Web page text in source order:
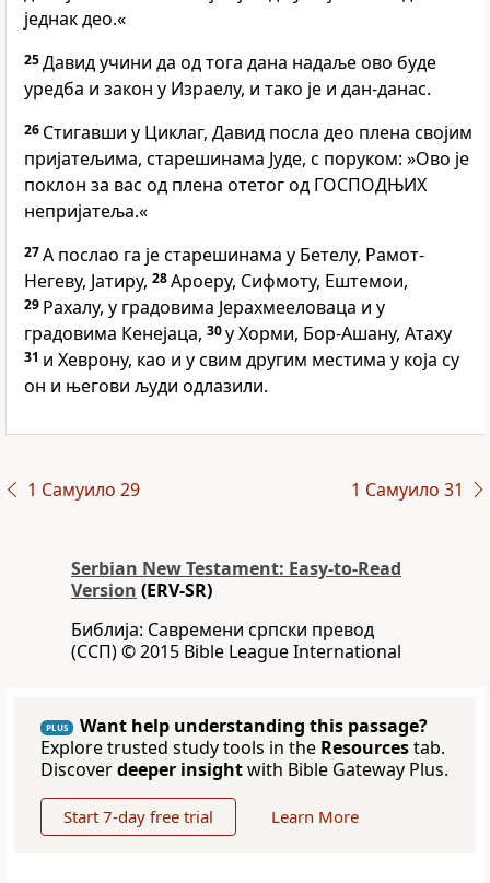
једнак део.«
25Давид учини да од тога дана надаље ово буде
уредба и закон у Израелу, и тако је и дан-данас.
26 Стигавши у Циклаг, Давид посла део плена својим
пријатељима, старешинама Јуде, с поруком: »Ово је
поклон за вас од плена отетог од ГОСПОДЊИХ
непријатеља.«
27А послао га је старешинама у Бетелу, Рамот-
Негеву, Јатиру, 28Ароеру, Сифмоту, Ештемои,
29 Рахалу, у градовима Јерахмееловаца и у
градовима Кенејаца, 30у Хорми, Бор-Ашану, Атаху
31 и Хеврону, као и у свим другим местима у која су
он и његови људи одлазили.
1 Самуило 29 1 Самуило 31
Serbian New Testament: Easy-to-Read
Version (ERV-SR)
Библија: Савремени српски превод
(ССП) © 2015 Bible League International
PLUS
Want help understanding this passage?
Explore trusted study tools in the Resourcestab.
Discoverdeeper insightwith Bible Gateway Plus.
Start 7-day free trial Learn More